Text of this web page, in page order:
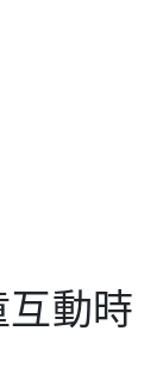
動時